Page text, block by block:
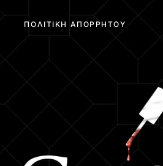
ΠΟΛΙΤΙΚΉ ΑΠΟΡΡΉΤΟΥ